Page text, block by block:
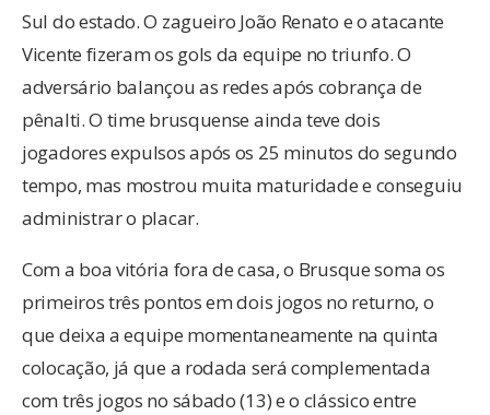
Sul do estado. O zagueiro João Renato e o atacante
Vicente fizeram os gols da equipe no triunfo. O
adversário balançou as redes após cobrança de
pênalti. O time brusquense ainda teve dois
jogadores expulsos após os 25 minutos do segundo
tempo, mas mostrou muita maturidade e conseguiu
administrar o placar.
Com a boa vitória fora de casa, o Brusque soma os
primeiros três pontos em dois jogos no returno, o
que deixa a equipe momentaneamente na quinta
colocação, já que a rodada será complementada
com três jogos no sábado (13) e o clássico entre